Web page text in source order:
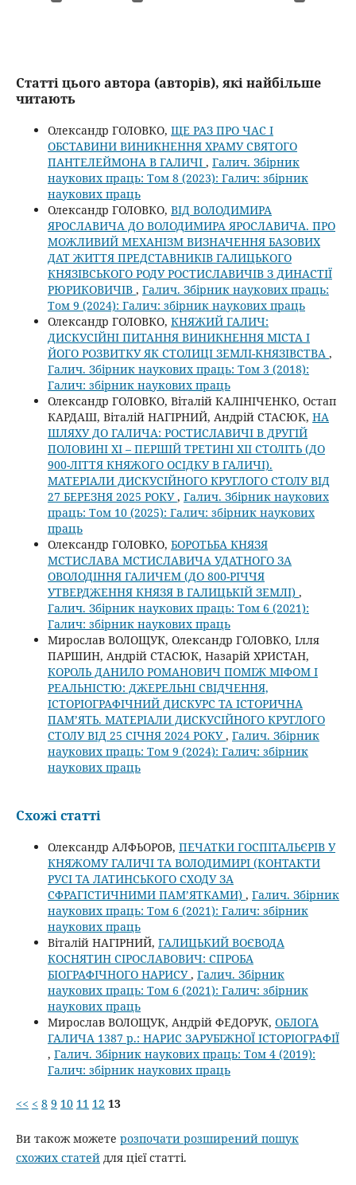
Статті цього автора (авторів), які найбільше
читають
Олександр ГОЛОВКО, ЩЕ РАЗ ПРО ЧАС І
ОБСТАВИНИ ВИНИКНЕННЯ ХРАМУ СВЯТОГО
ПАНТЕЛЕЙМОНА В ГАЛИЧІ , Галич. Збірник
наукових праць: Том 8 (2023): Галич: збірник
наукових праць
Олександр ГОЛОВКО, ВІД ВОЛОДИМИРА
ЯРОСЛАВИЧА ДО ВОЛОДИМИРА ЯРОСЛАВИЧА. ПРО
МОЖЛИВИЙ МЕХАНІЗМ ВИЗНАЧЕННЯ БАЗОВИХ
ДАТ ЖИТТЯ ПРЕДСТАВНИКІВ ГАЛИЦЬКОГО
КНЯЗІВСЬКОГО РОДУ РОСТИСЛАВИЧІВ З ДИНАСТІЇ
РЮРИКОВИЧІВ , Галич. Збірник наукових праць:
Том 9 (2024): Галич: збірник наукових праць
Олександр ГОЛОВКО, КНЯЖИЙ ГАЛИЧ:
ДИСКУСІЙНІ ПИТАННЯ ВИНИКНЕННЯ МІСТА І
ЙОГО РОЗВИТКУ ЯК СТОЛИЦІ ЗЕМЛІ-КНЯЗІВСТВА ,
Галич. Збірник наукових праць: Том 3 (2018):
Галич: збірник наукових праць
Олександр ГОЛОВКО, Віталій КАЛІНІЧЕНКО, Остап
КАРДАШ, Віталій НАГІРНИЙ, Андрій СТАСЮК, НА
ШЛЯХУ ДО ГАЛИЧА: РОСТИСЛАВИЧІ В ДРУГІЙ
ПОЛОВИНІ ХІ – ПЕРШІЙ ТРЕТИНІ ХІІ СТОЛІТЬ (ДО
900-ЛІТТЯ КНЯЖОГО ОСІДКУ В ГАЛИЧІ).
МАТЕРІАЛИ ДИСКУСІЙНОГО КРУГЛОГО СТОЛУ ВІД
27 БЕРЕЗНЯ 2025 РОКУ, Галич. Збірник наукових
праць: Том 10 (2025): Галич: збірник наукових
праць
Олександр ГОЛОВКО, БОРОТЬБА КНЯЗЯ
МСТИСЛАВА МСТИСЛАВИЧА УДАТНОГО ЗА
ОВОЛОДІННЯ ГАЛИЧЕМ (ДО 800-РІЧЧЯ
УТВЕРДЖЕННЯ КНЯЗЯ В ГАЛИЦЬКІЙ ЗЕМЛІ) ,
Галич. Збірник наукових праць: Том 6 (2021):
Галич: збірник наукових праць
Мирослав ВОЛОЩУК, Олександр ГОЛОВКО, Ілля
ПАРШИН, Андрій СТАСЮК, Назарій ХРИСТАН,
КОРОЛЬ ДАНИЛО РОМАНОВИЧ ПОМІЖ МІФОМ І
РЕАЛЬНІСТЮ: ДЖЕРЕЛЬНІ СВІДЧЕННЯ,
ІСТОРІОГРАФІЧНИЙ ДИСКУРС ТА ІСТОРИЧНА
ПАМ’ЯТЬ. МАТЕРІАЛИ ДИСКУСІЙНОГО КРУГЛОГО
СТОЛУ ВІД 25 СІЧНЯ 2024 РОКУ, Галич. Збірник
наукових праць: Том 9 (2024): Галич: збірник
наукових праць
Схожі статті
Олександр АЛФЬОРОВ, ПЕЧАТКИ ГОСПІТАЛЬЄРІВ У
КНЯЖОМУ ГАЛИЧІ ТА ВОЛОДИМИРІ (КОНТАКТИ
РУСІ ТА ЛАТИНСЬКОГО СХОДУ ЗА
СФРАГІСТИЧНИМИ ПАМ’ЯТКАМИ) , Галич. Збірник
наукових праць: Том 6 (2021): Галич: збірник
наукових праць
Віталій НАГІРНИЙ, ГАЛИЦЬКИЙ ВОЄВОДА
КОСНЯТИН СІРОСЛАВОВИЧ: СПРОБА
БІОГРАФІЧНОГО НАРИСУ, Галич. Збірник
наукових праць: Том 6 (2021): Галич: збірник
наукових праць
Мирослав ВОЛОЩУК, Андрій ФЕДОРУК, ОБЛОГА
ГАЛИЧА 1387 р.: НАРИС ЗАРУБІЖНОЇ ІСТОРІОГРАФІЇ
, Галич. Збірник наукових праць: Том 4 (2019):
Галич: збірник наукових праць
<< < 8 9 10 11 12 13
Ви також можете розпочати розширений пошук
схожих статейдля цієї статті.